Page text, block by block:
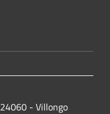
- Villongo